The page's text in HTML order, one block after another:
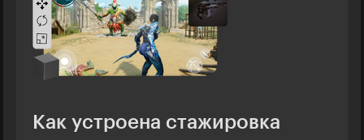
Как устроена стажировка